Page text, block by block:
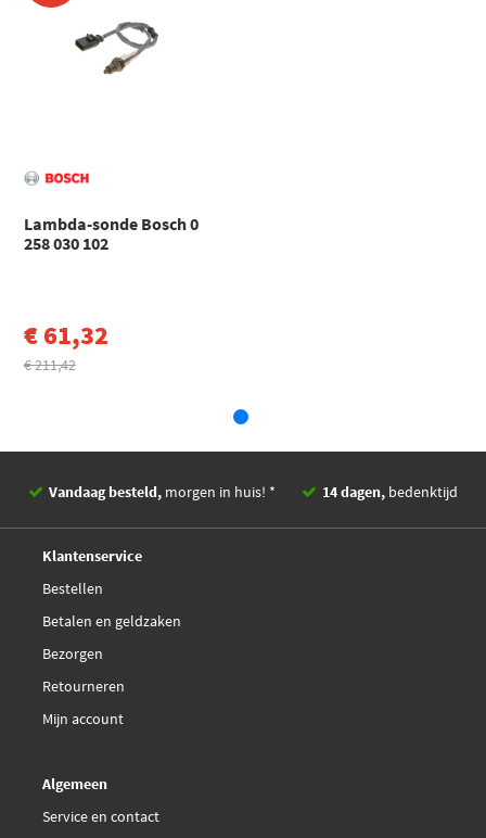
A5
A5 (8T3) (2007 - 2017)
Audi
A5 Sportback (8TA) (2007 - 2017)
Toon meer
Lambda-sonde Bosch 0
258 030 102
€ 61,32
€ 211,42
Vandaag besteld, morgen in huis! * 14 dagen, bedenktijd
Klantenservice
Bestellen
Betalen en geldzaken
Bezorgen
Retourneren
Mijn account
Algemeen
Service en contact